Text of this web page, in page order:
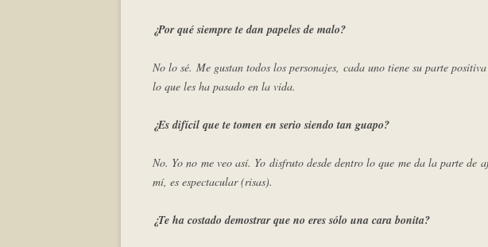
¿Por qué siempre te dan papeles de malo?
No lo sé. Me gustan todos los personajes, cada uno tiene su parte
lo que les ha pasado en la vida.
¿Es difícil que te tomen en serio siendo tan guapo?
No. Yo no me veo así. Yo disfruto desde dentro lo que me da la parte de
mí, es espectacular (risas).
¿Te ha costado demostrar que no eres sólo una cara bonita?